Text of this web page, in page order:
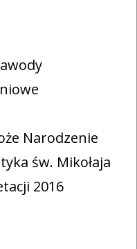
Narodzenie
św. Mikołaja
2016